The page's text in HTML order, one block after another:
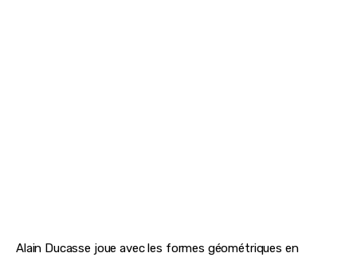
Alain Ducasse joue avec les formes géométriques en